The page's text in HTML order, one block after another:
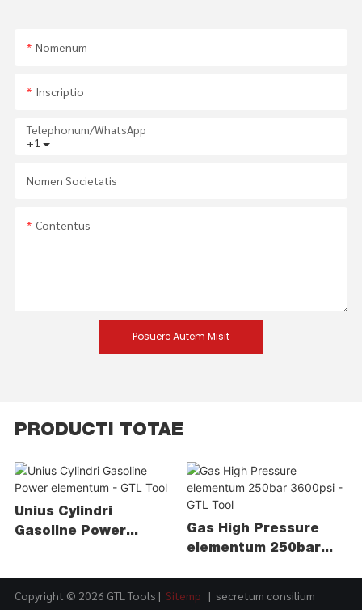
Nomenum
Inscriptio
+1
Telephonum/WhatsApp
Nomen Societatis
Contentus
Posuere Autem Misit
PRODUCTI TOTAE
Unius Cylindri
Gasoline Power
Gas High Pressure
elementum 250bar
Copyright © 2026 GTL Tools | Sitemp | secretum consilium